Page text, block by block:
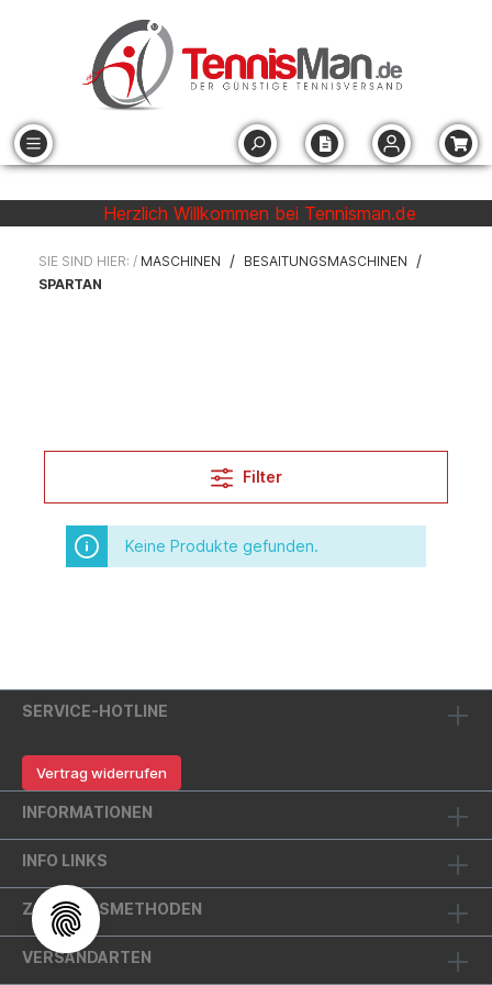
Herzlich Willkommen bei Tennisman.de
SIE SIND HIER: / MASCHINEN / BESAITUNGSMASCHINEN /
SPARTAN
Filter
Keine Produkte gefunden.
SERVICE-HOTLINE
Vertrag widerrufen
INFORMATIONEN
INFO LINKS
ZAHLUNGSMETHODEN
VERSANDARTEN